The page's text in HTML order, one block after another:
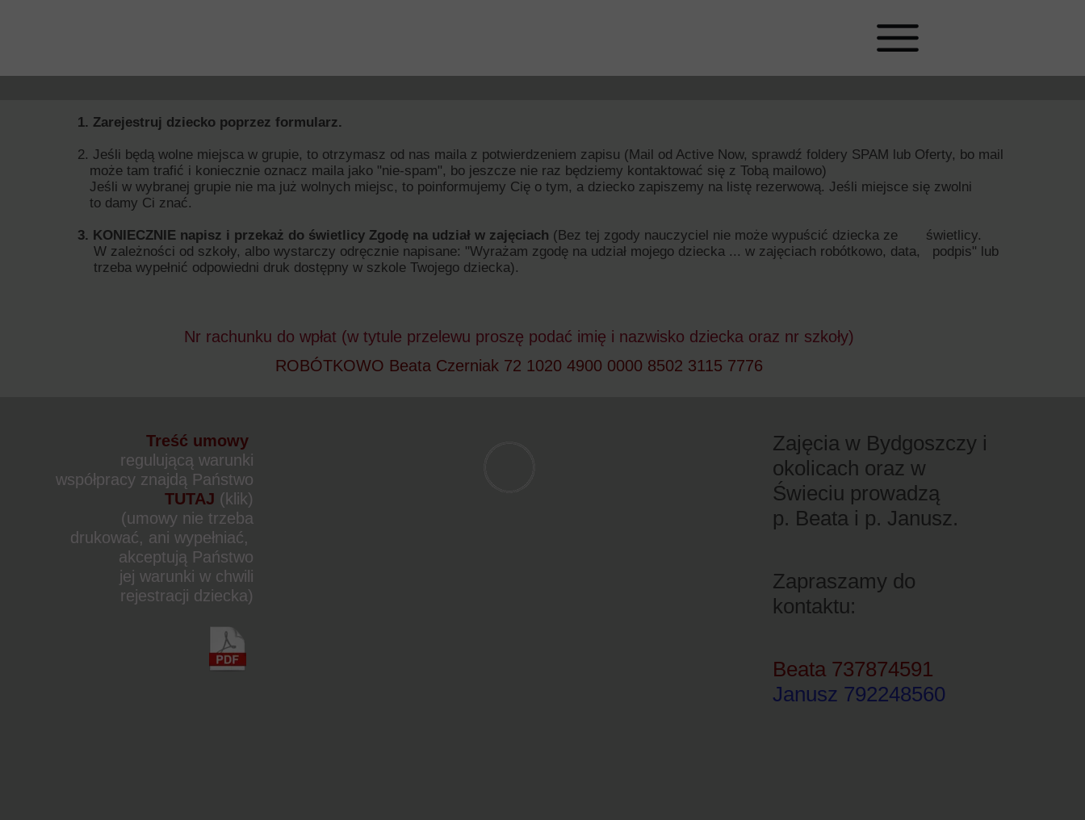
Zajęcia w Bydgoszczy i
okolicach oraz w
Świeciu prowadzą
p. Beata i p. Janusz.
Zapraszamy do
kontaktu:
Beata 737874591
Janusz 792248560
1. Zarejestruj dziecko poprzez formularz.
2. Jeśli będą wolne miejsca w grupie, to otrzymasz od nas maila z potwierdzeniem zapisu (Mail od Active Now, sprawdź foldery SPAM lub Oferty, bo mail
może tam trafić i koniecznie oznacz maila jako "nie-spam", bo jeszcze nie raz będziemy kontaktować się z Tobą mailowo)
Jeśli w wybranej grupie nie ma już wolnych miejsc, to poinformujemy Cię o tym, a dziecko zapiszemy na listę rezerwową. Jeśli miejsce się zwolni
to damy Ci znać.
3. KONIECZNIE napisz i przekaż do świetlicy Zgodę na udział w zajęciach (Bez tej zgody nauczyciel nie może wypuścić dziecka ze świetlicy.
W zależności od szkoły, albo wystarczy odręcznie napisane: "Wyrażam zgodę na udział mojego dziecka ... w zajęciach robótkowo, data, podpis" lub
trzeba wypełnić odpowiedni druk dostępny w szkole Twojego dziecka).
Nr rachunku do wpłat (w tytule przelewu proszę podać imię i nazwisko dziecka oraz nr szkoły)
ROBÓTKOWO Beata Czerniak 72 1020 4900 0000 8502 3115 7776
Treść umowy
regulującą warunki
współpracy znajdą Państwo
TUTAJ (klik)
(umowy nie trzeba
drukować, ani wypełniać,
akceptują Państwo
jej warunki w chwili
rejestracji dziecka)